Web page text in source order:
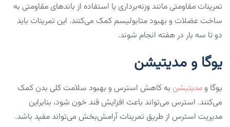
تمرینات مقاومتی مانند وزنه‌برداری یا استفاده از باندهای مقاومتی به
ساخت عضلات و بهبود متابولیسم کمک می‌کنند. این تمرینات باید
دو تا سه بار در هفته انجام شوند.
یوگا و مدیتیشن
یوگا و مدیتیشن به کاهش استرس و بهبود سلامت کلی بدن کمک
می‌کنند. استرس می‌تواند باعث افزایش قند خون شود، بنابراین
مدیریت استرس از طریق تمرینات آرامش‌بخش می‌تواند مفید باشد.